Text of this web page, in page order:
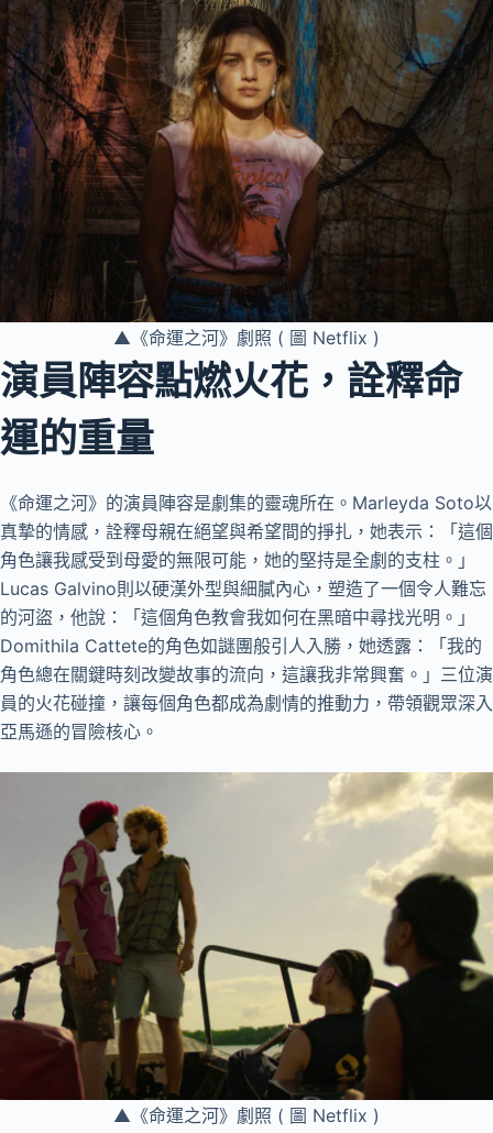
▲《命運之河》劇照 ( 圖 Netflix )
演員陣容點燃火花，詮釋命
運的重量
《命運之河》的演員陣容是劇集的靈魂所在。Marleyda Soto以
真摯的情感，詮釋母親在絕望與希望間的掙扎，她表示：「這個
角色讓我感受到母愛的無限可能，她的堅持是全劇的支柱。」
Lucas Galvino則以硬漢外型與細膩內心，塑造了一個令人難忘
的河盜，他說：「這個角色教會我如何在黑暗中尋找光明。」
Domithila Cattete的角色如謎團般引人入勝，她透露：「我的
角色總在關鍵時刻改變故事的流向，這讓我非常興奮。」三位演
員的火花碰撞，讓每個角色都成為劇情的推動力，帶領觀眾深入
亞馬遜的冒險核心。
▲《命運之河》劇照 ( 圖 Netflix )